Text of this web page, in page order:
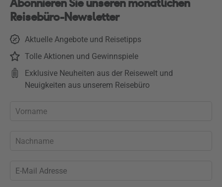
Abonnieren Sie unseren monatlichen
Reisebüro-Newsletter
Aktuelle Angebote und Reisetipps
Tolle Aktionen und Gewinnspiele
Exklusive Neuheiten aus der Reisewelt und
Neuigkeiten aus unserem Reisebüro